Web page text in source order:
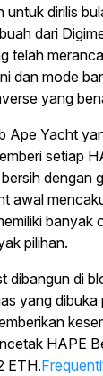
untuk dirilis
dari
telah
dan mode
yang
Ape Yacht
setiap
dengan
awal
banyak
pilihan.
dibangun di
yang dibuka
HAPE
ETH.